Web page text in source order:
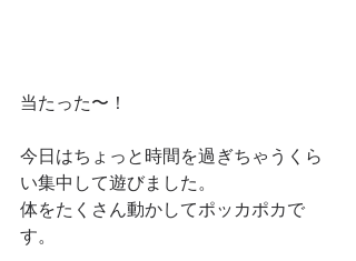
当たった〜！
今日はちょっと時間を過ぎちゃうくら
い集中して遊びました。
体をたくさん動かしてポッカポカで
す。